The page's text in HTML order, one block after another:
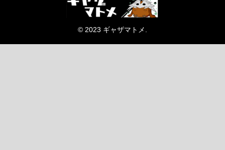
© 2023 ギャザマトメ.